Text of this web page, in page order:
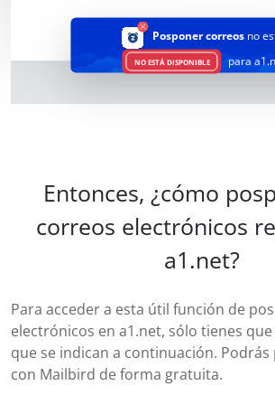
Posponer correos no
NO ESTÁ DISPONIBLE para
Entonces, ¿cómo
correos electrónicos
a1.net?
Para acceder a esta útil función de
electrónicos en a1.net, sólo tienes
que se indican a continuación.
con Mailbird de forma gratuita.